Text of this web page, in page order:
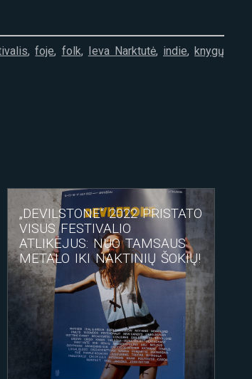
,foje, folk, Ieva Narktutė, indie,knygų
„DEVILSTONE“ 2022 PRISTATO
VISUS FESTIVALIO
ATLIKĖJUS: NUO TAMSAUS
METALO IKI NAKTINIŲ ŠOKIŲ!